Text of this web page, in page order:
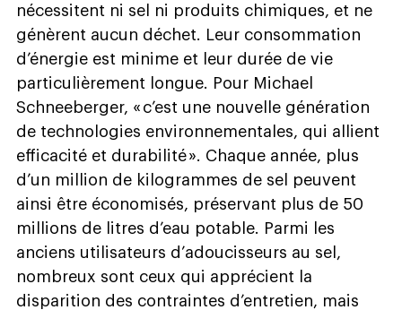
nécessitent ni sel ni produits chimiques, et ne
génèrent aucun déchet. Leur consommation
d’énergie est minime et leur durée de vie
particulièrement longue. Pour Michael
Schneeberger, « c’est une nouvelle génération
de technologies environnementales, qui allient
efficacité et durabilité ». Chaque année, plus
d’un million de kilogrammes de sel peuvent
ainsi être économisés, préservant plus de 50
millions de litres d’eau potable. Parmi les
anciens utilisateurs d’adoucisseurs au sel,
nombreux sont ceux qui apprécient la
disparition des contraintes d’entretien, mais